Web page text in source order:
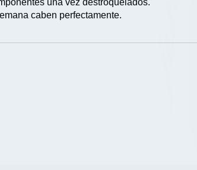
una vez destroquelados.
caben perfectamente.